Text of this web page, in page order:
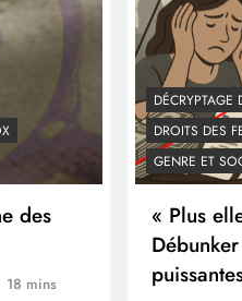
des
18 mins
DÉCRYPTAGE
DROITS DES
GENRE ET
« Plus